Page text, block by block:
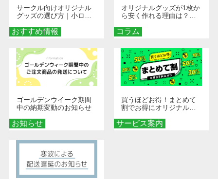
おすすめ情報
サークル向けオリジナル
グッズの選び方｜小ロッ
める秘訣
コラム
オリジナルグッズが1枚か
ら安く作れる理由は？オ
とメリットを解説
お知らせ
ゴールデンウイーク期間
中の納期変動のお知らせ
サービス案内
買うほどお得！まとめて
割でお得にオリジナルグ